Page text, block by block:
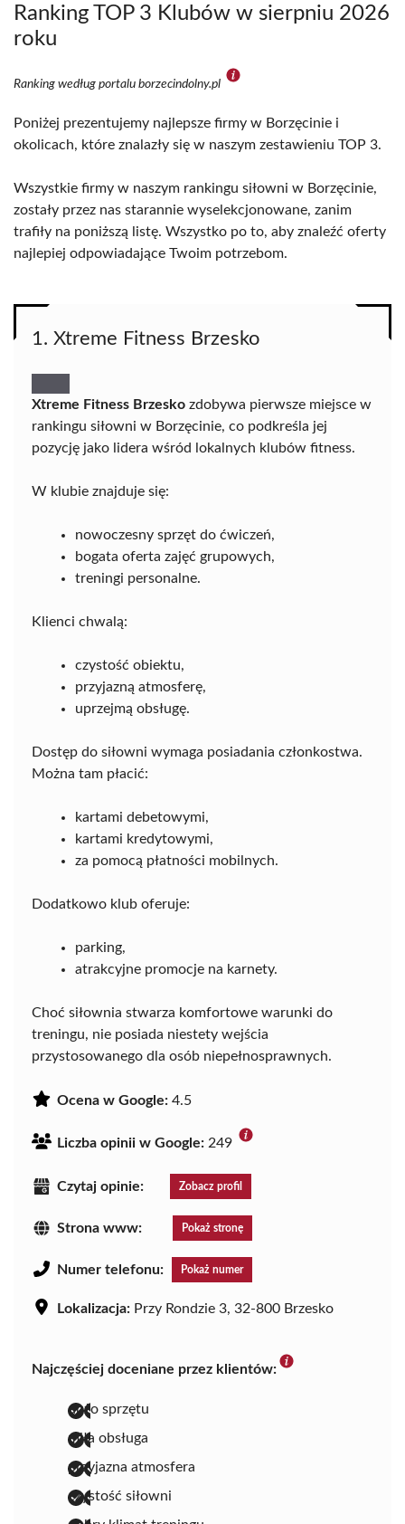
Ranking TOP 3 Klubów w sierpniu 2026
roku
Ranking według portalu borzecindolny.pl
Poniżej prezentujemy najlepsze firmy w Borzęcinie i
okolicach, które znalazły się w naszym zestawieniu TOP 3.
Wszystkie firmy w naszym rankingu siłowni w Borzęcinie,
zostały przez nas starannie wyselekcjonowane, zanim
trafiły na poniższą listę. Wszystko po to, aby znaleźć oferty
najlepiej odpowiadające Twoim potrzebom.
1. Xtreme Fitness Brzesko
Xtreme Fitness Brzesko zdobywa pierwsze miejsce w
rankingu siłowni w Borzęcinie, co podkreśla jej
pozycję jako lidera wśród lokalnych klubów fitness.
W klubie znajduje się:
nowoczesny sprzęt do ćwiczeń,
bogata oferta zajęć grupowych,
treningi personalne.
Klienci chwalą:
czystość obiektu,
przyjazną atmosferę,
uprzejmą obsługę.
Dostęp do siłowni wymaga posiadania członkostwa.
Można tam płacić:
kartami debetowymi,
kartami kredytowymi,
za pomocą płatności mobilnych.
Dodatkowo klub oferuje:
parking,
atrakcyjne promocje na karnety.
Choć siłownia stwarza komfortowe warunki do
treningu, nie posiada niestety wejścia
przystosowanego dla osób niepełnosprawnych.
Ocena w Google: 4.5
Liczba opinii w Google: 249
Czytaj opinie: Zobacz profil
Strona www: Pokaż stronę
Numer telefonu: Pokaż numer
Lokalizacja: Przy Rondzie 3, 32-800 Brzesko
Najczęściej doceniane przez klientów:
dużo sprzętu
miła obsługa
przyjazna atmosfera
czystość siłowni